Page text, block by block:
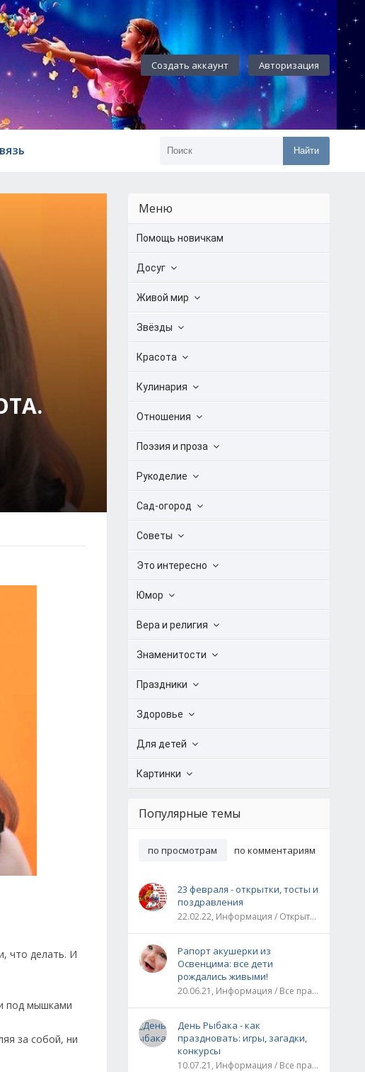
Создать аккаунт Авторизация
Найти
что делать. И
под мышками
за собой, ни
Меню
Помощь новичкам
Досуг
Живой мир
Звёзды
Красота
Кулинария
Отношения
Поэзия и проза
Рукоделие
Сад-огород
Советы
Это интересно
Юмор
Вера и религия
Знаменитости
Праздники
Здоровье
Для детей
Картинки
Популярные темы
по просмотрам по комментариям
23 февраля - открытки, тосты и
поздравления
22.02.22, Информация / Открытки / Все праздники
Рапорт акушерки из
Освенцима: все дети
рождались живыми!
20.06.21, Информация / Все праздники / Рассказы и истории
День Рыбака - как
праздновать: игры, загадки,
конкурсы
10.07.21, Информация / Все праздники